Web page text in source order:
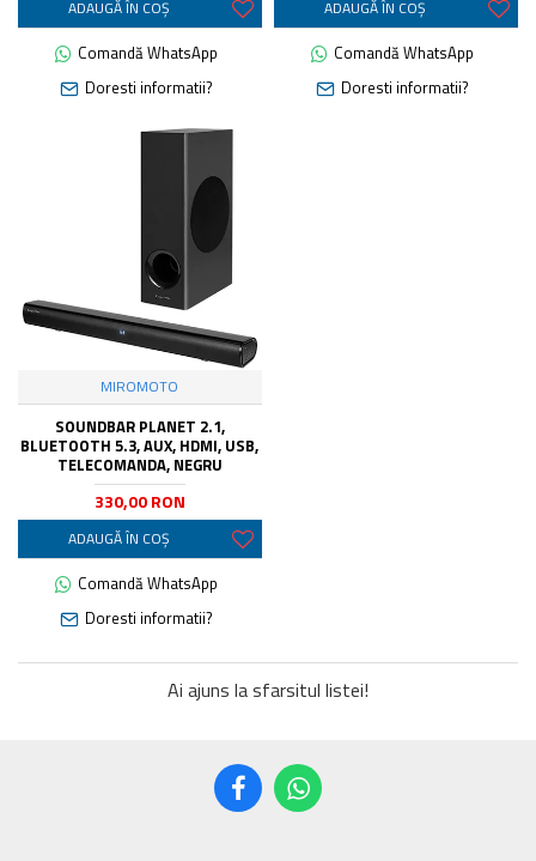
ADAUGĂ ÎN COŞ
Comandă WhatsApp
Doresti informatii?
ADAUGĂ ÎN COŞ
Comandă WhatsApp
Doresti informatii?
MIROMOTO
SOUNDBAR PLANET 2.1,
BLUETOOTH 5.3, AUX, HDMI, USB,
TELECOMANDA, NEGRU
330,00 RON
ADAUGĂ ÎN COŞ
Comandă WhatsApp
Doresti informatii?
Ai ajuns la sfarsitul listei!